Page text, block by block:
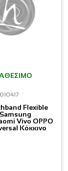
Flexible
Vivo OPPO
Κόκκινο